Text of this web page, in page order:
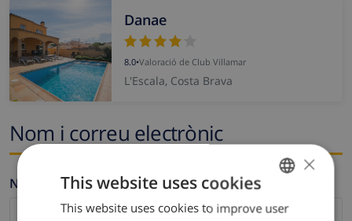
Danae
8.0•Valoració de Club Villamar
L'Escala, Costa Brava
Nom i correu electrònic
Nom *
ENGLISH
×
This website uses cookies
This website uses cookies to improve user